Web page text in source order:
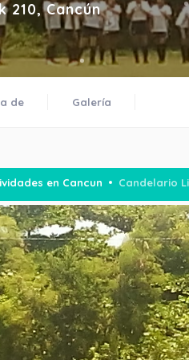
210, Cancún
de Galería
en Cancun Candelario